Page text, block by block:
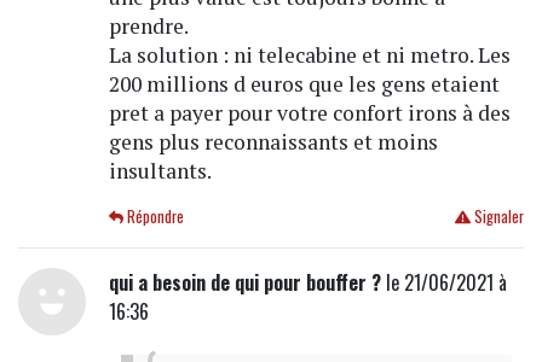
prendre.
La solution : ni telecabine et ni metro. Les
200 millions d euros que les gens etaient
pret a payer pour votre confort irons à des
gens plus reconnaissants et moins
insultants.
Signaler
Répondre
qui a besoin de qui pour bouffer ?le 21/06/2021 à
16:36